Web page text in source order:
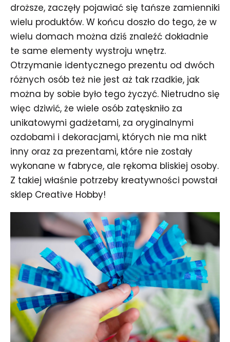
droższe, zaczęły pojawiać się tańsze zamienniki
wielu produktów. W końcu doszło do tego, że w
wielu domach można dziś znaleźć dokładnie
te same elementy wystroju wnętrz.
Otrzymanie identycznego prezentu od dwóch
różnych osób też nie jest aż tak rzadkie, jak
można by sobie było tego życzyć. Nietrudno się
więc dziwić, że wiele osób zatęskniło za
unikatowymi gadżetami, za oryginalnymi
ozdobami i dekoracjami, których nie ma nikt
inny oraz za prezentami, które nie zostały
wykonane w fabryce, ale rękoma bliskiej osoby.
Z takiej właśnie potrzeby kreatywności powstał
sklep Creative Hobby!